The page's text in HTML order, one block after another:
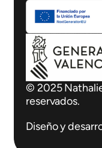
© 2025
reservados.
Diseño y